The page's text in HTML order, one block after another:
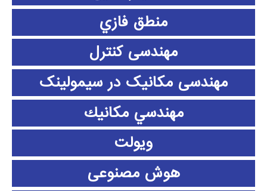
منطق فازي
مهندسی کنترل
مهندسی مکانیک در سیمولینک
مهندسي مكانيك
ویولت
هوش مصنوعی